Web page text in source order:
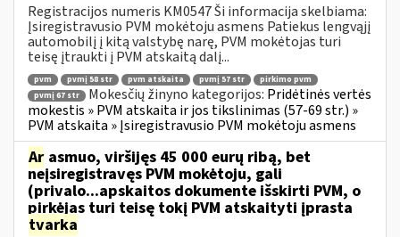
Registracijos numeris KM0547 Ši informacija skelbiama:
Įsiregistravusio PVM mokėtoju asmens Patiekus lengvąjį
automobilį į kitą valstybę narę, PVM mokėtojas turi
teisę įtraukti į PVM atskaitą dalį...
pvm pvmį 58 str pvm atskaita pvmį 57 str
pirkimo pvm
pvmį 67 str
Mokesčių žinyno kategorijos: Pridėtinės vertės
mokestis » PVM atskaita ir jos tikslinimas (57-69 str.) »
PVM atskaita » Įsiregistravusio PVM mokėtoju asmens
Ar asmuo, viršijęs 45 000 eurų ribą, bet
neįsiregistravęs PVM mokėtoju, gali
(privalo...apskaitos dokumente išskirti PVM, o
pirkėjas turi teisę tokį PVM atskaityti įprasta
tvarka